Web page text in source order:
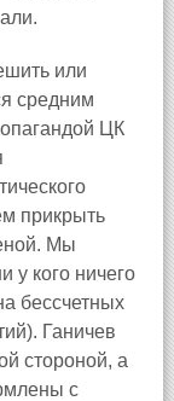
или
средним
ЦК
прикрыть
Мы
у кого ничего
бессчетных
Ганичев
стороной, а
с